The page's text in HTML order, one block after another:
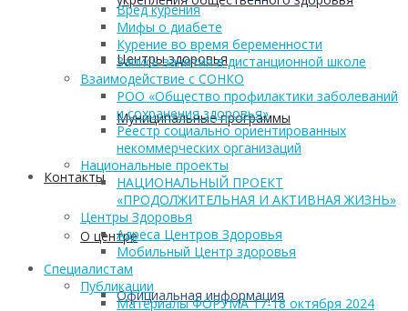
Центры здоровья
Муниципальные программы
Контакты
О центре
Официальная информация
Вред курения
Мифы о диабете
Курение во время беременности
Запись занятия в дистанционной школе
Взаимодействие с СОНКО
РОО «Общество профилактики заболеваний
и сохранения здоровья»
Реестр социально ориентированных
некоммерческих организаций
Национальные проекты
НАЦИОНАЛЬНЫЙ ПРОЕКТ
«ПРОДОЛЖИТЕЛЬНАЯ И АКТИВНАЯ ЖИЗНЬ»
Центры Здоровья
Адреса Центров Здоровья
Мобильный Центр здоровья
Cпециалистам
Публикации
Материалы ФОРУМА 17-18 октября 2024